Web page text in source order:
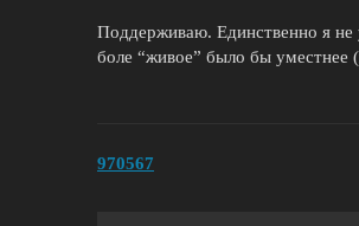
Поддерживаю. Единственно я не
боле “живое” было бы уместнее
970567